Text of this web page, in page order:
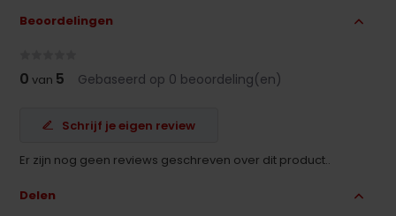
Beoordelingen
0 van 5 Gebaseerd op 0 beoordeling(en)
Schrijf je eigen review
Er zijn nog geen reviews geschreven over dit product..
Delen